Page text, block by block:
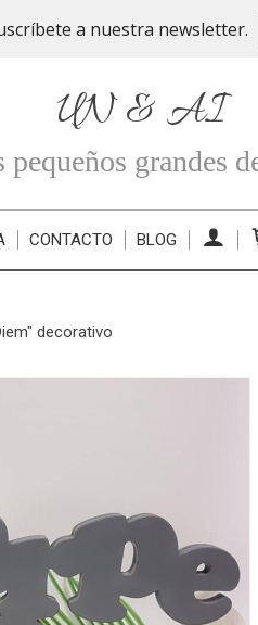
a nuestra newsletter.
UN & AI
pequeños grandes
CONTACTO BLOG
decorativo